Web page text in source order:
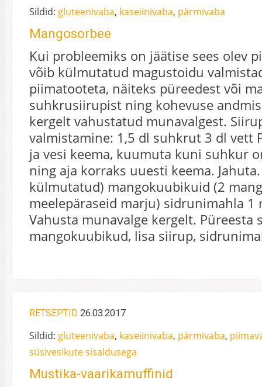
Sildid: gluteenivaba, kaseiinivaba, pärmivaba
Mangosorbee
Kui probleemiks on jäätise sees olev
võib külmutatud magustoidu
piimatooteta, näiteks püreedest või
suhkrusiirupist ning kohevuse
kergelt vahustatud munavalgest.
valmistamine: 1,5 dl suhkrut 3 dl vett
ja vesi keema, kuumuta kuni suhkur
ning aja korraks uuesti keema.
külmutatud) mangokuubikuid (2
meelepäraseid marju) sidrunimahla 1
Vahusta munavalge kergelt. Püreesta
mangokuubikud, lisa siirup,
RETSEPTID 26.03.2017
Sildid: gluteenivaba, kaseiinivaba, pärmivaba,
süsivesikute sisaldusega
Mustika-vaarikamuffinid